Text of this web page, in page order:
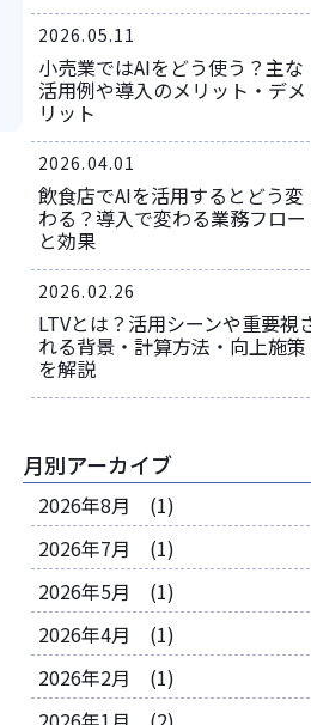
2026.05.11
小売業ではAIをどう使う？主な
活用例や導入のメリット・デメ
リット
2026.04.01
飲食店でAIを活用するとどう変
わる？導入で変わる業務フロー
と効果
2026.02.26
LTVとは？活用シーンや重要視
れる背景・計算方法・向上施策
を解説
月別アーカイブ
2026年8月 (1)
2026年7月 (1)
2026年5月 (1)
2026年4月 (1)
2026年2月 (1)